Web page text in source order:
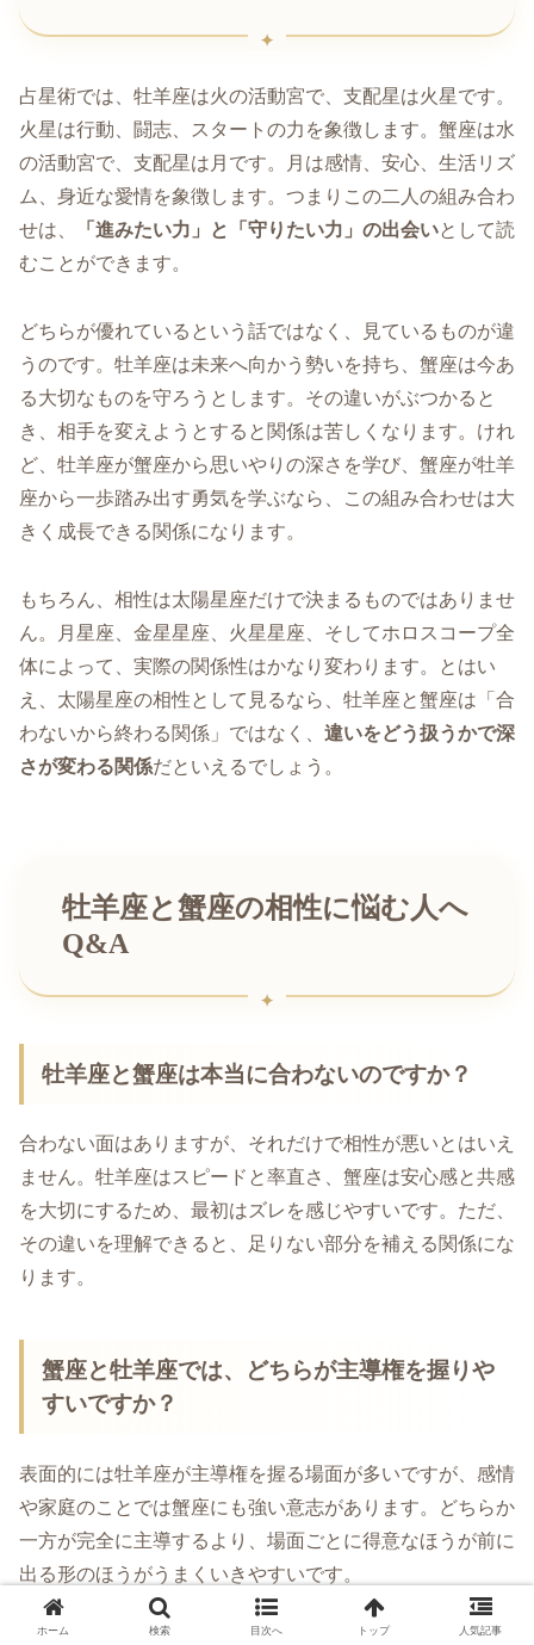
占星術では、牡羊座は火の活動宮で、支配星は火星です。
火星は行動、闘志、スタートの力を象徴します。蟹座は水
の活動宮で、支配星は月です。月は感情、安心、生活リズ
ム、身近な愛情を象徴します。つまりこの二人の組み合わ
せは、
「進みたい力」と「守りたい力」の出会いとして読
むことができます。
どちらが優れているという話ではなく、見ているものが違
うのです。牡羊座は未来へ向かう勢いを持ち、蟹座は今あ
る大切なものを守ろうとします。その違いがぶつかると
き、相手を変えようとすると関係は苦しくなります。けれ
ど、牡羊座が蟹座から思いやりの深さを学び、蟹座が牡羊
座から一歩踏み出す勇気を学ぶなら、この組み合わせは大
きく成長できる関係になります。
もちろん、相性は太陽星座だけで決まるものではありませ
ん。月星座、金星星座、火星星座、そしてホロスコープ全
体によって、実際の関係性はかなり変わります。とはい
え、太陽星座の相性として見るなら、牡羊座と蟹座は「合
わないから終わる関係」ではなく、 違いをどう扱うかで深
さが変わる関係だといえるでしょう。
牡羊座と蟹座の相性に悩む人へ
Q&A
牡羊座と蟹座は本当に合わないのですか？
合わない面はありますが、それだけで相性が悪いとはいえ
ません。牡羊座はスピードと率直さ、蟹座は安心感と共感
を大切にするため、最初はズレを感じやすいです。ただ、
その違いを理解できると、足りない部分を補える関係にな
ります。
蟹座と牡羊座では、どちらが主導権を握りや
すいですか？
表面的には牡羊座が主導権を握る場面が多いですが、感情
や家庭のことでは蟹座にも強い意志があります。どちらか
一方が完全に主導するより、場面ごとに得意なほうが前に
出る形のほうがうまくいきやすいです。
ホーム 検索 目次へ トップ 人気記事